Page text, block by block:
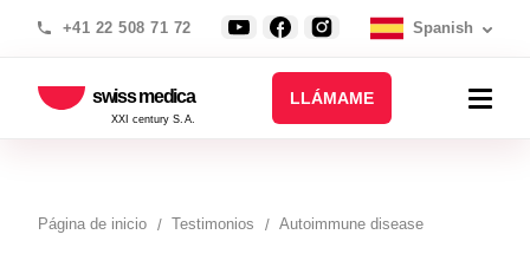
+41 22 508 71 72 Spanish
swiss medica
XXI century S.A.
LLÁMAME
Página de inicio Testimonios Autoimmune disease